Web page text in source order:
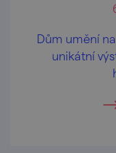
Dům umění
unikátní